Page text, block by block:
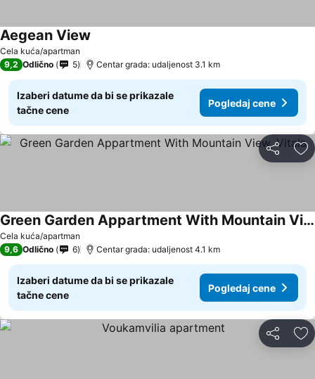
Cela kuća/apartman
Aegean View
9,2 Odlično 5 Centar grada: udaljenost 3.1 km
Izaberi datume da bi se prikazale
tačne cene
Pogledaj cene
Deli
Cela kuća/apartman
Green Garden Appartment With Mountain View, Vitala
Pogledaj cene
9,6 Odlično 6 Centar grada: udaljenost 4.1 km
Izaberi datume da bi se prikazale
tačne cene
Pogledaj cene
Deli